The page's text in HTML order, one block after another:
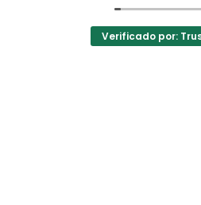
persona..Gracias Said.
En cuanto a la agencia,..súper
Verificado por: